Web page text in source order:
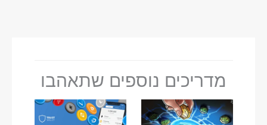
מדריכים נוספים שתאהבו